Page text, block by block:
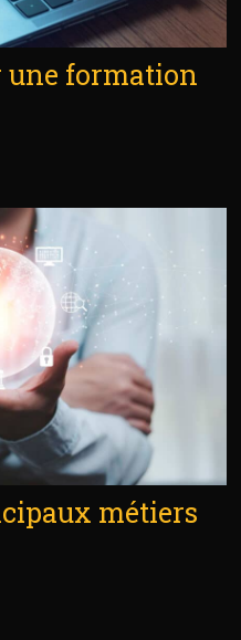
une formation
métiers